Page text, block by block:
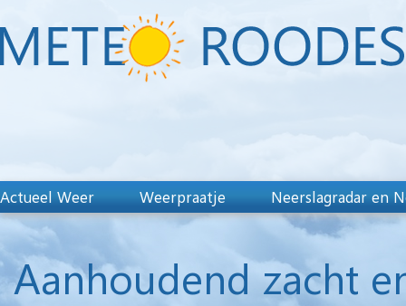
Actueel Weer Weerpraatje Neerslagradar en
Aanhoudend zacht